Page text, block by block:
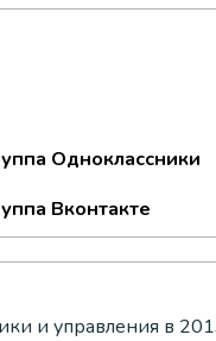
Одноклассники
Вконтакте
и управления в